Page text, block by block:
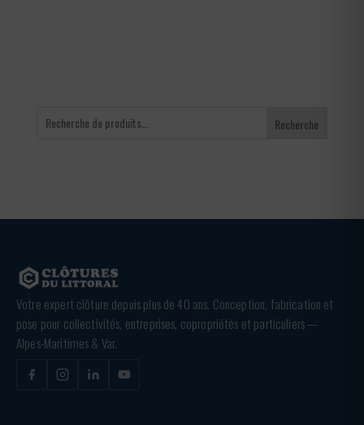
Recherche
Votre expert clôture depuis plus de 40 ans. Conception, fabrication et
pose pour collectivités, entreprises, copropriétés et particuliers —
Alpes-Maritimes & Var.